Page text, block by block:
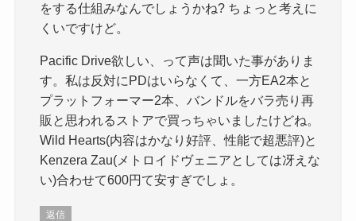
をする仕組みなんでしょうかね? ちょっと考えに
くいですけど。
Pacific Drive欲しい、って声は聞いた事がありま
す。私は反対にPDはいらなくて、一方EA2本と
プラットフォーマー2本、バンドルをバラ売り再
販と思われるストアで買っちゃいましたけどね。
Wild Hearts(内容はかなり好評、性能で超悪評)と
Kenzera Zau(メトロイドヴェニアとしては冴えな
い)合わせて600円て安すぎでしょ。
返信